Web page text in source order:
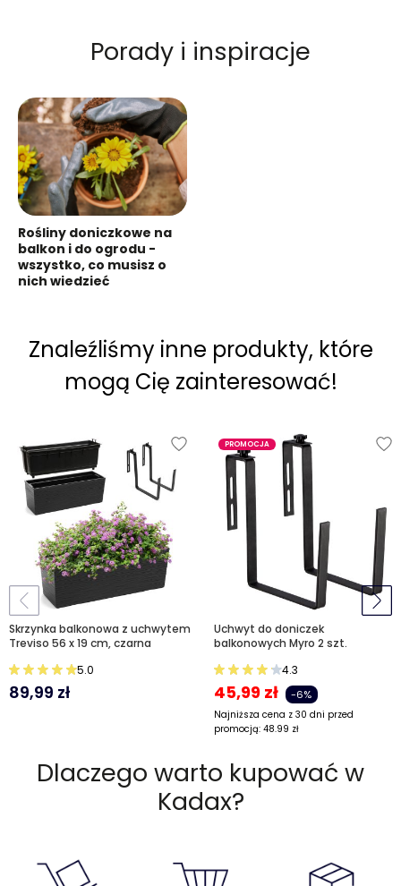
Porady i inspiracje
Rośliny doniczkowe na
balkon i do ogrodu -
wszystko, co musisz o
nich wiedzieć
Znaleźliśmy inne produkty, które
mogą Cię zainteresować!
Skrzynka balkonowa z uchwytem
Treviso 56 x 19 cm, czarna
5.0
89,99 zł
PROMOCJA
Uchwyt do doniczek
balkonowych Myro 2 szt.
4.3
45,99 zł -6%
Najniższa cena z 30 dni przed
promocją: 48.99 zł
Dlaczego warto kupować w
Kadax?